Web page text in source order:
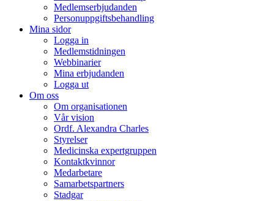
Medlemserbjudanden
Personuppgiftsbehandling
Mina sidor
Logga in
Medlemstidningen
Webbinarier
Mina erbjudanden
Logga ut
Om oss
Om organisationen
Vår vision
Ordf. Alexandra Charles
Styrelser
Medicinska expertgruppen
Kontaktkvinnor
Medarbetare
Samarbetspartners
Stadgar